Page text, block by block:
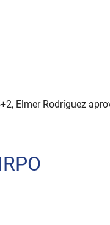
Elmer Rodríguez